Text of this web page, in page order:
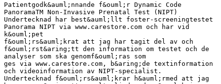
Patientgodk&auml;nnande f&ouml;r Dynamic Code
PanoramaTM Non-Invasive Prenatal Test (NIPT)
Undertecknad har best&auml;llt foster-screeningtestet
Panorama NIPT via www.carestore.com och har vid
k&ouml;pet
f&ouml;rs&auml;krat att jag har tagit del av och
f&ouml;rst&aring;tt den information om testet och de
analyser som ska genomf&ouml;ras som
ges via www.carestore.com, b&aring;de textinformation
och videoinformation av NIPT-specialist.
Undertecknad f&ouml;rs&auml;krar h&auml;rmed att jag